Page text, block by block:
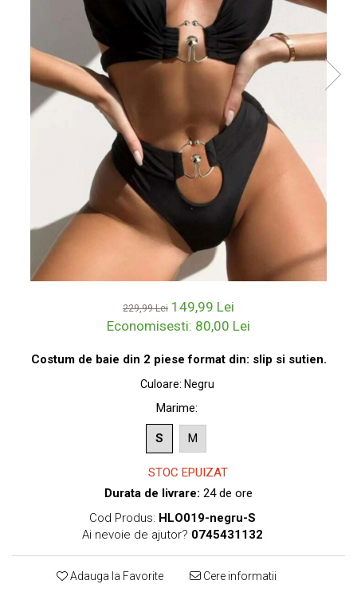
229,99 Lei 149,99 Lei
Economisesti: 80,00 Lei
Costum de baie din 2 piese format din: slip si sutien.
Culoare: Negru
Marime:
S M
STOC EPUIZAT
Durata de livrare: 24 de ore
Cod Produs: HLO019-negru-S
Ai nevoie de ajutor? 0745431132
Adauga la Favorite Cere informatii